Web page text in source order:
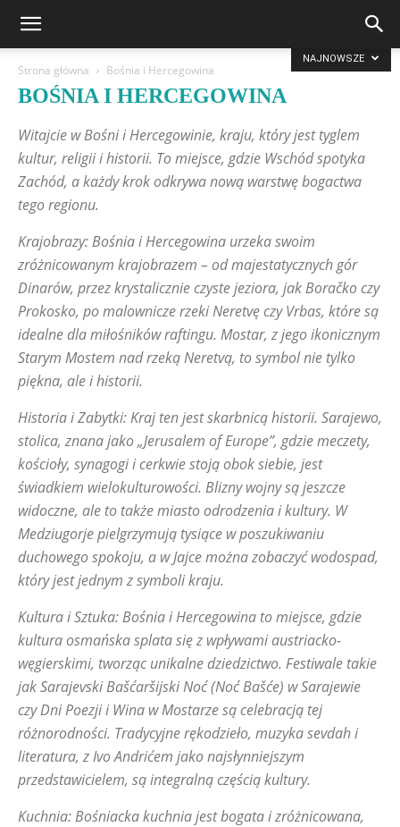
Strona główna Bośnia i Hercegowina
BOŚNIA I HERCEGOWINA
Witajcie w Bośni i Hercegowinie, kraju, który jest tyglem
kultur, religii i historii. To miejsce, gdzie Wschód spotyka
Zachód, a każdy krok odkrywa nową warstwę bogactwa
tego regionu.
Krajobrazy: Bośnia i Hercegowina urzeka swoim
zróżnicowanym krajobrazem – od majestatycznych gór
Dinarów, przez krystalicznie czyste jeziora, jak Boračko czy
Prokosko, po malownicze rzeki Neretvę czy Vrbas, które są
idealne dla miłośników raftingu. Mostar, z jego ikonicznym
Starym Mostem nad rzeką Neretvą, to symbol nie tylko
piękna, ale i historii.
Historia i Zabytki: Kraj ten jest skarbnicą historii. Sarajewo,
stolica, znana jako „Jerusalem of Europe”, gdzie meczety,
kościoły, synagogi i cerkwie stoją obok siebie, jest
świadkiem wielokulturowości. Blizny wojny są jeszcze
widoczne, ale to także miasto odrodzenia i kultury. W
Medziugorje pielgrzymują tysiące w poszukiwaniu
duchowego spokoju, a w Jajce można zobaczyć wodospad,
który jest jednym z symboli kraju.
Kultura i Sztuka: Bośnia i Hercegowina to miejsce, gdzie
kultura osmańska splata się z wpływami austriacko-
węgierskimi, tworząc unikalne dziedzictwo. Festiwale takie
jak Sarajevski Bašćaršijski Noć (Noć Bašće) w Sarajewie
czy Dni Poezji i Wina w Mostarze są celebracją tej
różnorodności. Tradycyjne rękodzieło, muzyka sevdah i
literatura, z Ivo Andrićem jako najsłynniejszym
przedstawicielem, są integralną częścią kultury.
Kuchnia: Bośniacka kuchnia jest bogata i zróżnicowana,
NAJNOWSZE